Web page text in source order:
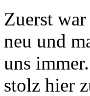
Zuerst
neu und
uns
stolz hier